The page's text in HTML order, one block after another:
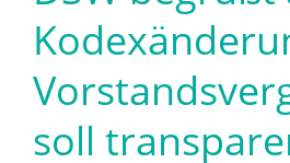
springen
soll